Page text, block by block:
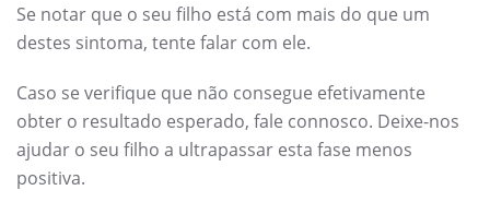
Se notar que o seu filho está com mais do que um
destes sintoma, tente falar com ele.
Caso se verifique que não consegue efetivamente
obter o resultado esperado, fale connosco. Deixe-nos
ajudar o seu filho a ultrapassar esta fase menos
positiva.